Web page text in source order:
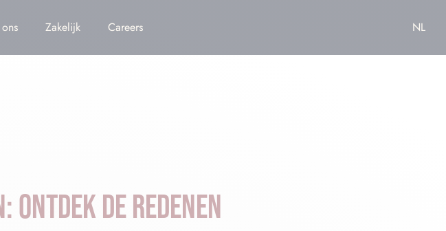
Zakelijk Careers NL
ONTDEK DE REDENEN